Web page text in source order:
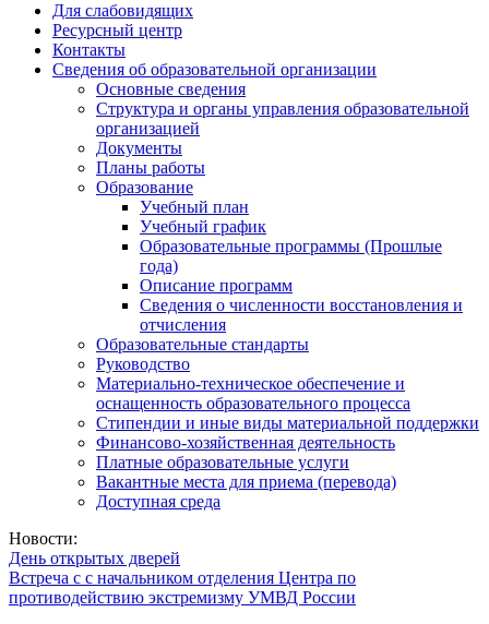
Для слабовидящих
Ресурсный центр
Контакты
Сведения об образовательной организации
Основные сведения
Структура и органы управления образовательной
организацией
Документы
Планы работы
Образование
Учебный план
Учебный график
Образовательные программы (Прошлые
года)
Описание программ
Сведения о численности восстановления и
отчисления
Образовательные стандарты
Руководство
Материально-техническое обеспечение и
оснащенность образовательного процесса
Стипендии и иные виды материальной поддержки
Финансово-хозяйственная деятельность
Платные образовательные услуги
Вакантные места для приема (перевода)
Доступная среда
Новости:
День открытых дверей
Встреча с с начальником отделения Центра по
противодействию экстремизму УМВД России